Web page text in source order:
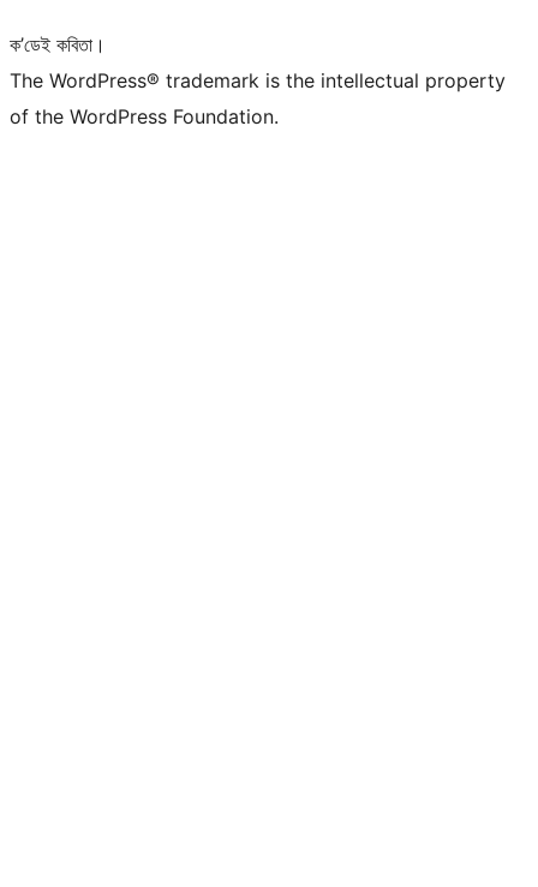
ক’ডেই কবিতা।
The WordPress® trademark is the intellectual property
of the WordPress Foundation.